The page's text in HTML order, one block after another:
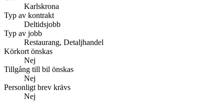
Karlskrona
Typ av kontrakt
Deltidsjobb
Typ av jobb
Restaurang, Detaljhandel
Körkort önskas
Nej
Tillgång till bil önskas
Nej
Personligt brev krävs
Nej